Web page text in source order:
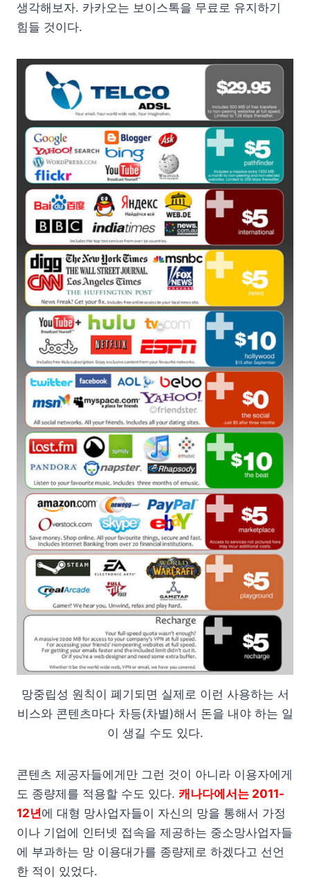
생각해보자. 카카오는 보이스톡을 무료로 유지하기
힘들 것이다.
망중립성 원칙이 폐기되면 실제로 이런 사용하는 서
비스와 콘텐츠마다 차등(차별)해서 돈을 내야 하는 일
이 생길 수도 있다.
콘텐츠 제공자들에게만 그런 것이 아니라 이용자에게
도 종량제를 적용할 수도 있다. 캐나다에서는 2011-
12년에 대형 망사업자들이 자신의 망을 통해서 가정
이나 기업에 인터넷 접속을 제공하는 중소망사업자들
에 부과하는 망 이용대가를 종량제로 하겠다고 선언
한 적이 있었다.